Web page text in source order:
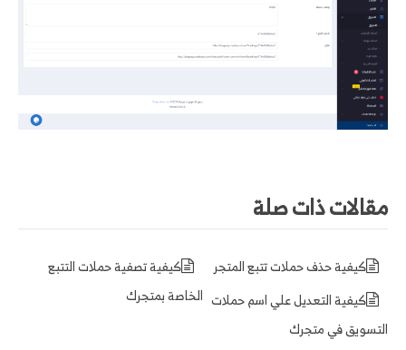
مقالات ذات صلة
كيفية تصفية حملات التتبع
الخاصة بمتجرك
كيفية حذف حملات تتبع المتجر
كيفية التعديل علي اسم حملات
التسويق في متجرك